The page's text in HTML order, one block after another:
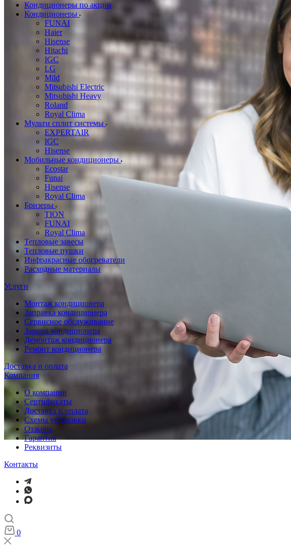
Кондиционеры по акции
Кондиционеры
FUNAI
Haier
Hisense
Hitachi
IGC
LG
Mild
Mitsubishi Electric
Mitsubishi Heavy
Roland
Royal Clima
Мульти сплит системы
EXPERTAIR
IGC
Hisense
Мобильные кондиционеры
Ecostar
Funai
Hisense
Royal Clima
Бризеры
TION
FUNAI
Royal Clima
Тепловые завесы
Тепловые пушки
Инфракрасные обогреватели
Расходные материалы
Услуги
Монтаж кондиционера
Заправка кондиционера
Сервисное обслуживание
Замена кондиционера
Демонтаж кондиционера
Ремонт кондиционера
Доставка и оплата
Компания
О компании
Сертификаты
Доставка и оплата
Схемы установки
Отзывы
Гарантия
Реквизиты
Контакты
0